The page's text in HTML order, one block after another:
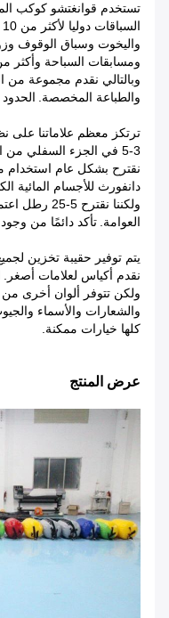
تستخدم قوانغتشو كوكب
السباقات دوليا لأكثر من 10 سنوات.
واليخوت وسباق الوقوف
ومسابقات السباحة وأكثر
وبالتالي نقدم مجموعة من
والطباعة المخصصة.
3-5 في الجزء السفلي من العوامة.
نقترح بشكل عام استخدام
دانفورث للأجسام المائية
ولكننا
العوامة. تأكد دائمًا من
يتم توفير حقيبة تخزين
نقدم أكياس لعلامات أصغر.
ولكن تتوفر ألوان أخرى
والشعارات والأسماء
كلها خيارات ممكنة.
عرض المنتج